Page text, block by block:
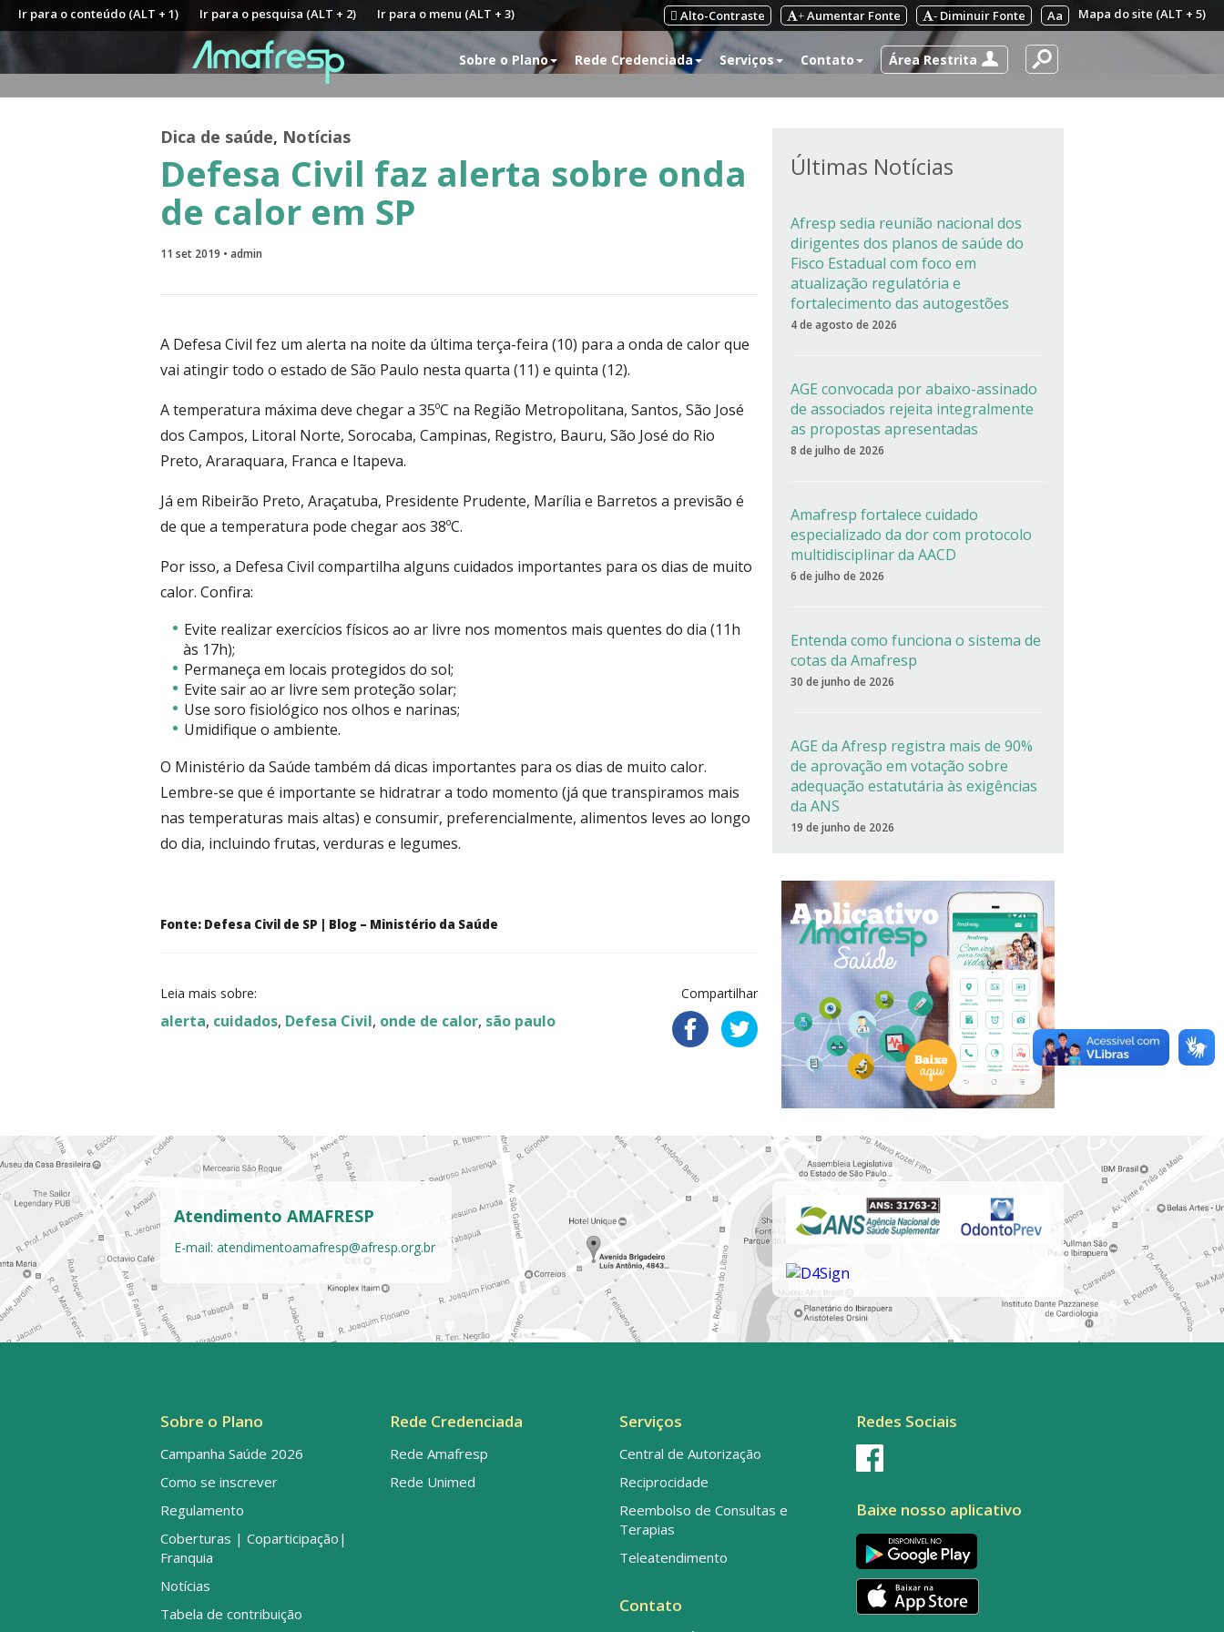
Ir para o conteúdo (ALT + 1) Ir para o pesquisa (ALT + 2) Ir para o menu (ALT + 3) Mapa do site (ALT + 5)
Aa
- Diminuir Fonte
+ Aumentar Fonte
Alto-Contraste
Sobre o Plano Rede Credenciada Serviços Contato Área Restrita
Dica de saúde, Notícias
Defesa Civil faz alerta sobre onda
de calor em SP
11 set 2019 • admin
A Defesa Civil fez um alerta na noite da última terça-feira (10) para a onda de calor que
vai atingir todo o estado de São Paulo nesta quarta (11) e quinta (12).
A temperatura máxima deve chegar a 35ºC na Região Metropolitana, Santos, São José
dos Campos, Litoral Norte, Sorocaba, Campinas, Registro, Bauru, São José do Rio
Preto, Araraquara, Franca e Itapeva.
Já em Ribeirão Preto, Araçatuba, Presidente Prudente, Marília e Barretos a previsão é
de que a temperatura pode chegar aos 38ºC.
Por isso, a Defesa Civil compartilha alguns cuidados importantes para os dias de muito
calor. Confira:
Evite realizar exercícios físicos ao ar livre nos momentos mais quentes do dia (11h
às 17h);
Permaneça em locais protegidos do sol;
Evite sair ao ar livre sem proteção solar;
Use soro fisiológico nos olhos e narinas;
Umidifique o ambiente.
O Ministério da Saúde também dá dicas importantes para os dias de muito calor.
Lembre-se que é importante se hidratrar a todo momento (já que transpiramos mais
nas temperaturas mais altas) e consumir, preferencialmente, alimentos leves ao longo
do dia, incluindo frutas, verduras e legumes.
Fonte: Defesa Civil de SP | Blog – Ministério da Saúde
Leia mais sobre:
alerta, cuidados, Defesa Civil, onde de calor, são paulo
Compartilhar
Últimas Notícias
Afresp sedia reunião nacional dos
dirigentes dos planos de saúde do
Fisco Estadual com foco em
atualização regulatória e
fortalecimento das autogestões
4 de agosto de 2026
AGE convocada por abaixo-assinado
de associados rejeita integralmente
as propostas apresentadas
8 de julho de 2026
Amafresp fortalece cuidado
especializado da dor com protocolo
multidisciplinar da AACD
6 de julho de 2026
Entenda como funciona o sistema de
cotas da Amafresp
30 de junho de 2026
AGE da Afresp registra mais de 90%
de aprovação em votação sobre
adequação estatutária às exigências
da ANS
19 de junho de 2026
Atendimento AMAFRESP
E-mail: atendimentoamafresp@afresp.org.br
Sobre o Plano
Campanha Saúde 2026
Como se inscrever
Regulamento
Coberturas | Coparticipação|
Franquia
Notícias
Tabela de contribuição
Rede Credenciada
Rede Amafresp
Rede Unimed
Serviços
Central de Autorização
Reciprocidade
Reembolso de Consultas e
Terapias
Teleatendimento
Contato
Redes Sociais
Baixe nosso aplicativo